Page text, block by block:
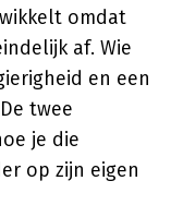
omdat
af. Wie
en een
twee
je die
op zijn eigen